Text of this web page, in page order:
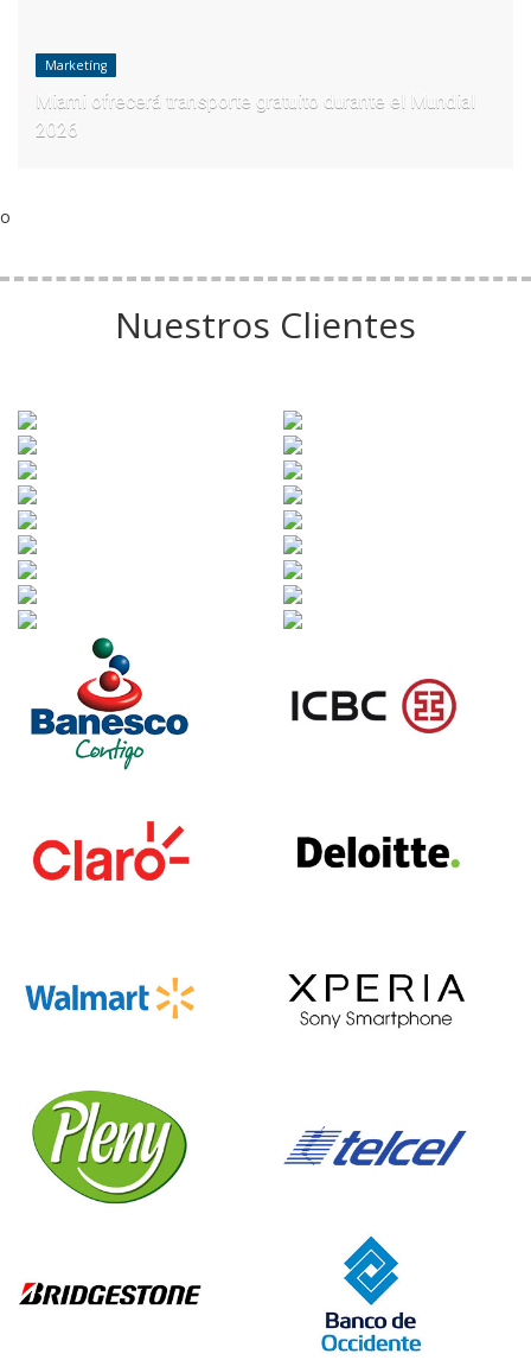
Marketíng
Miami ofrecerá transporte gratuito durante el Mundial
2026
o
Nuestros Clientes